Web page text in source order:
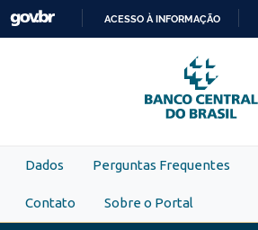
Skip to main content
PARA
O
CONTEÚDO
ACESSO À INFORMAÇÃO
Dados Perguntas Frequentes
Contato Sobre o Portal